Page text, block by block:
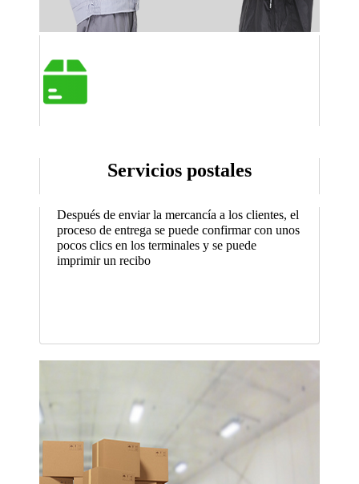
Servicios postales
Después de enviar la mercancía a los clientes, el
proceso de entrega se puede confirmar con unos
pocos clics en los terminales y se puede
imprimir un recibo